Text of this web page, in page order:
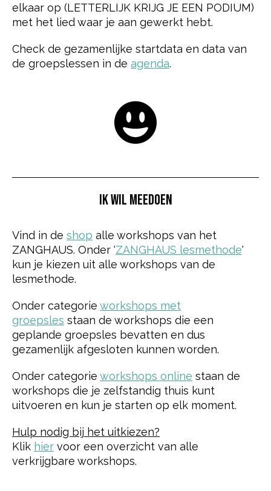
elkaar op (LETTERLIJK KRIJG JE EEN PODIUM)
met het lied waar je aan gewerkt hebt.
Check de gezamenlijke startdata en data van
de groepslessen in de agenda.
IK WIL MEEDOEN
Vind in de shop alle workshops van het
ZANGHAUS. Onder 'ZANGHAUS lesmethode'
kun je kiezen uit alle workshops van de
lesmethode.
Onder categorie workshops met
groepsles staan de workshops die een
geplande groepsles bevatten en dus
gezamenlijk afgesloten kunnen worden.
Onder categorie workshops online staan de
workshops die je zelfstandig thuis kunt
uitvoeren en kun je starten op elk moment.
Hulp nodig bij het uitkiezen?
Klik hier voor een overzicht van alle
verkrijgbare workshops.